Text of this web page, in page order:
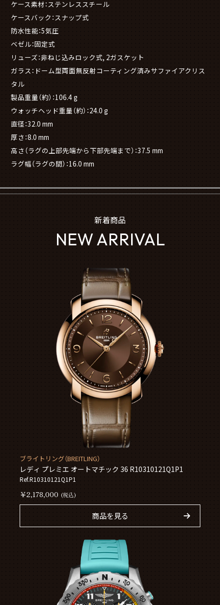
ケース素材：ステンレススチール
ケースバック：スナップ式
防水性能：5気圧
ベゼル：固定式
リューズ：非ねじ込みロック式, 2ガスケット
ガラス：ドーム型両面無反射コーティング済みサファイアクリス
タル
製品重量（約）：106.4 g
ウォッチヘッド重量（約）：24.0 g
直径：32.0 mm
厚さ：8.0 mm
高さ（ラグの上部先端から下部先端まで）：37.5 mm
ラグ幅（ラグの間）：16.0 mm
新着商品
NEW ARRIVAL
ブライトリング（BREITLING）
レディ プレミエ オートマチック 36 R10310121Q1P1
Ref.R10310121Q1P1
￥2,178,000 (税込)
商品を見る